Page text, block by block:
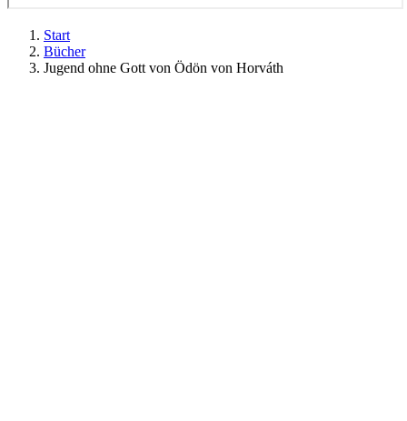
Start
Bücher
Jugend ohne Gott von Ödön von Horváth